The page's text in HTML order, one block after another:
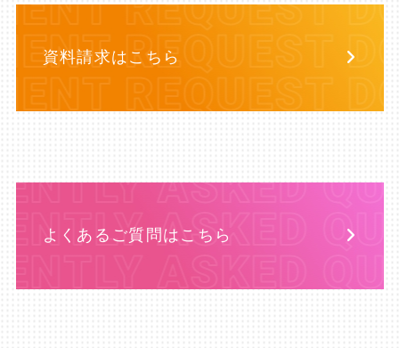
LIKE. BECOME
A
資料請求はこちら
よくあるご質問はこちら